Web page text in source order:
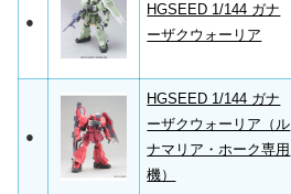
●
HGSEED 1/144 ガナ
ーザクウォーリア
●
HGSEED 1/144 ガナ
ーザクウォーリア（ル
ナマリア・ホーク専用
機）